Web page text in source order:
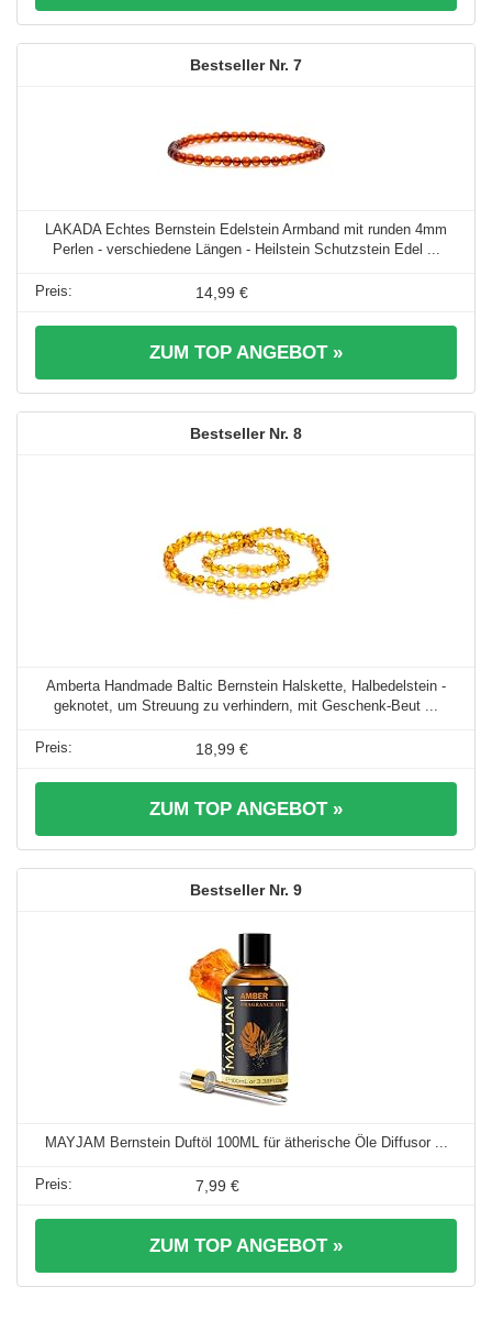
7
LAKADA Echtes Bernstein Edelstein Armband mit runden 4mm
Perlen - verschiedene Längen - Heilstein Schutzstein Edel ...
14,99 €
ZUM TOP ANGEBOT »
8
Amberta Handmade Baltic Bernstein Halskette, Halbedelstein -
geknotet, um Streuung zu verhindern, mit Geschenk-Beut ...
18,99 €
ZUM TOP ANGEBOT »
9
MAYJAM Bernstein Duftöl 100ML für ätherische Öle Diffusor ...
7,99 €
ZUM TOP ANGEBOT »